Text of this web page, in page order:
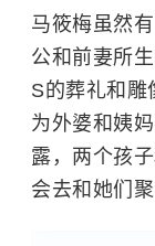
马筱梅虽然
公和前妻所
S的葬礼和雕
为外婆和姨
露，两个孩
会去和她们聚